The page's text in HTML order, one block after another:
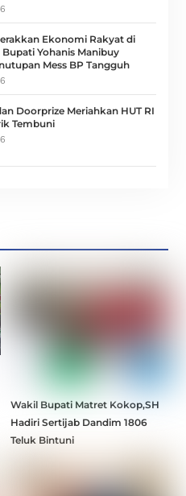
Ekonomi Rakyat di
Yohanis Manibuy
Mess BP Tangguh
Doorprize Meriahkan HUT RI
Tembuni
Wakil Bupati Matret Kokop,SH
Hadiri Sertijab Dandim 1806
Teluk Bintuni